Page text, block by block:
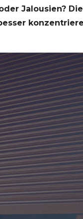
Jalousien?